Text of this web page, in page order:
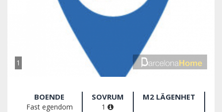
1
BOENDE
Fast egendom
SOVRUM
1
M2 LÄGENHET